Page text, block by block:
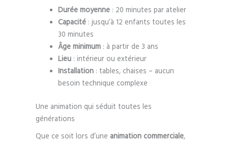
Durée moyenne: 20 minutes par atelier
Capacité: jusqu’à 12 enfants toutes les
30 minutes
Âge minimum: à partir de 3 ans
Lieu: intérieur ou extérieur
Installation: tables, chaises – aucun
besoin technique complexe
Une animation qui séduit toutes les
générations
Que ce soit lors d’une animation commerciale,